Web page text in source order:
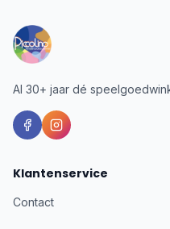
Al 30+ jaar dé
Klantenservice
Contact